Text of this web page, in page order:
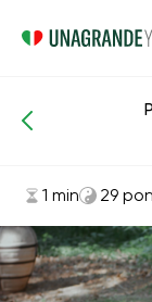
Asanas e
1 min 29